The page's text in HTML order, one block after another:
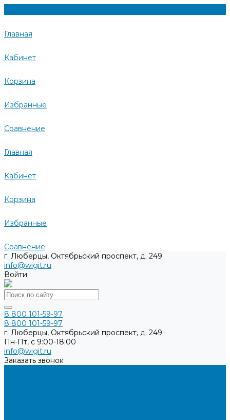
Главная
Кабинет
Корзина
Избранные
Сравнение
Главная
Кабинет
Корзина
Избранные
Сравнение
г. Люберцы, Октябрьский проспект, д. 249
info@wigit.ru
Войти
8 800 101-59-97
8 800 101-59-97
г. Люберцы, Октябрьский проспект, д. 249
Пн-Пт, с 9:00-18:00
info@wigit.ru
Заказать звонок